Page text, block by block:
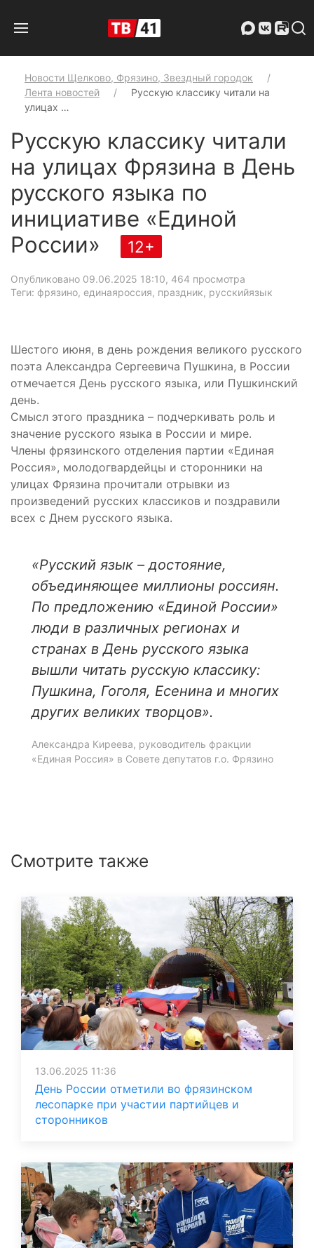
Новости Щелково, Фрязино, Звездный городок
Лента новостей
Русскую классику читали на
улицах …
Русскую классику читали
на улицах Фрязина в День
русского языка по
инициативе «Единой
России»
12+
Опубликовано 09.06.2025 18:10, 464 просмотра
Теги: фрязино, единаяроссия, праздник, русскийязык
Шестого июня, в день рождения великого русского
поэта Александра Сергеевича Пушкина, в России
отмечается День русского языка, или Пушкинский
день.
Смысл этого праздника – подчеркивать роль и
значение русского языка в России и мире.
Члены фрязинского отделения партии «Единая
Россия», молодогвардейцы и сторонники на
улицах Фрязина прочитали отрывки из
произведений русских классиков и поздравили
всех с Днем русского языка.
«Русский язык – достояние,
объединяющее миллионы россиян.
По предложению «Единой России»
люди в различных регионах и
странах в День русского языка
вышли читать русскую классику:
Пушкина, Гоголя, Есенина и многих
других великих творцов».
Александра Киреева, руководитель фракции
«Единая Россия» в Совете депутатов г.о. Фрязино
Смотрите также
13.06.2025 11:36
День России отметили во фрязинском
лесопарке при участии партийцев и
сторонников